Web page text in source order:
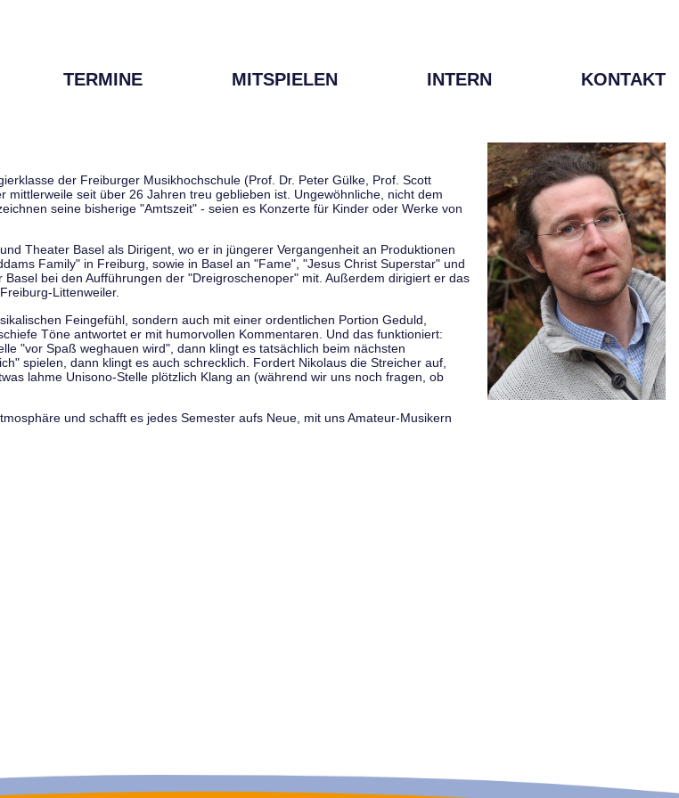
TERMINE MITSPIELEN INTERN KONTAKT
der Freiburger Musikhochschule (Prof. Dr. Peter Gülke, Prof. Scott
seit über 26 Jahren treu geblieben ist. Ungewöhnliche, nicht dem
seine bisherige "Amtszeit" - seien es Konzerte für Kinder oder Werke von
Theater Basel als Dirigent, wo er in jüngerer Vergangenheit an Produktionen
Family" in Freiburg, sowie in Basel an "Fame", "Jesus Christ Superstar" und
bei den Aufführungen der "Dreigroschenoper" mit. Außerdem dirigiert er das
Littenweiler.
Feingefühl, sondern auch mit einer ordentlichen Portion Geduld,
Töne antwortet er mit humorvollen Kommentaren. Und das funktioniert:
"vor Spaß weghauen wird", dann klingt es tatsächlich beim nächsten
spielen, dann klingt es auch schrecklich. Fordert Nikolaus die Streicher auf,
lahme Unisono-Stelle plötzlich Klang an (während wir uns noch fragen, ob
und schafft es jedes Semester aufs Neue, mit uns Amateur-Musikern